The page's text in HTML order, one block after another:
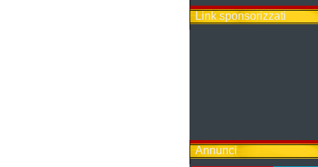
Link sponsorizzati
Annunci